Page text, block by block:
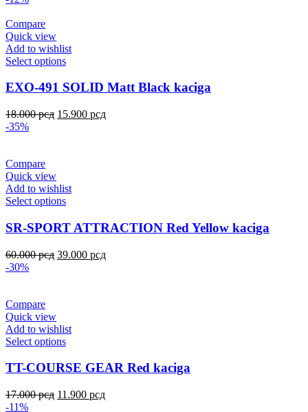
Compare
Quick view
Add to wishlist
Select options
EXO-491 SOLID Matt Black kaciga
18.000рсд 15.900 рсд
-35%
Compare
Quick view
Add to wishlist
Select options
SR-SPORT ATTRACTION Red Yellow kaciga
60.000рсд 39.000 рсд
-30%
Compare
Quick view
Add to wishlist
Select options
TT-COURSE GEAR Red kaciga
17.000рсд 11.900 рсд
-11%